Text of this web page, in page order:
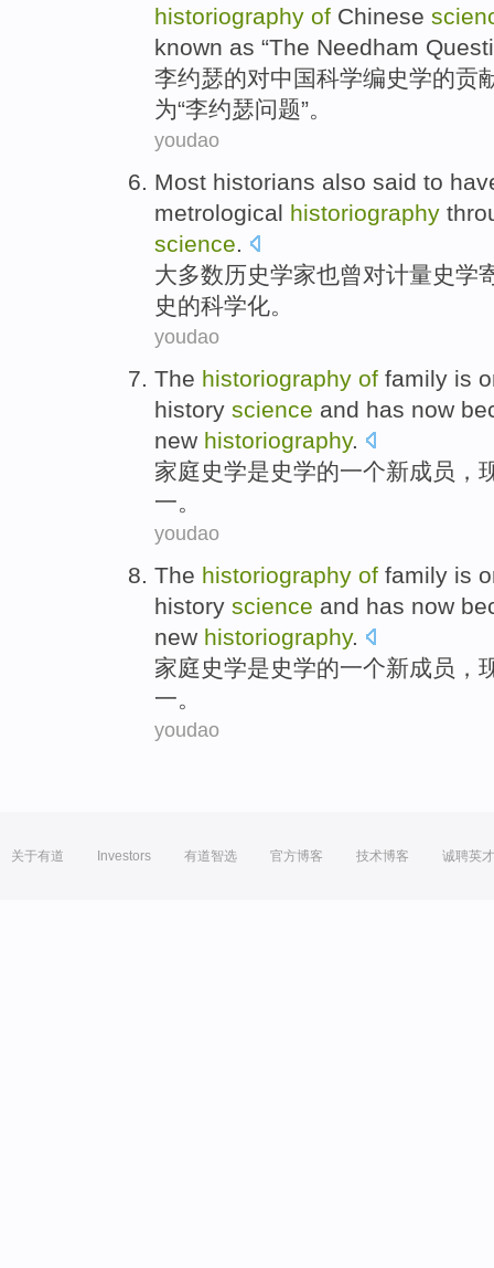
historiography of Chinese
known as “The Needham
李约瑟的对中国科学编史学的贡
为“李约瑟问题”。
youdao
Most historians also said to
metrological historiography
science.
大多数历史学家也曾对计量史学
史的科学化。
youdao
The historiography of family is
history science and has now
new historiography.
家庭史学是史学的一个新成员，
一。
youdao
The historiography of family is
history science and has now
new historiography.
家庭史学是史学的一个新成员，
一 。
youdao
关于有道 Investors 有道智选 官方博客 技术博客 诚聘英才